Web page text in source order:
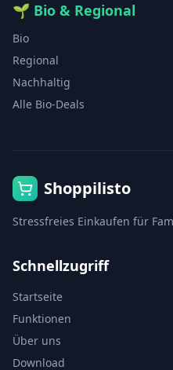
🌱 Bio & Regional
Bio
Regional
Nachhaltig
Alle Bio-Deals
Shoppilisto
Stressfreies Einkaufen für
Schnellzugriff
Startseite
Funktionen
Über uns
Download